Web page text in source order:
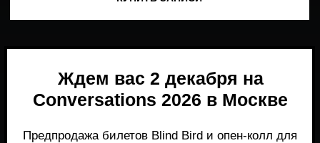
ПОДПИСАТЬСЯ НА НОВОСТИ